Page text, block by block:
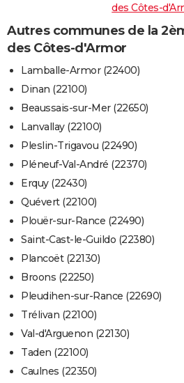
des Côtes-
Autres communes de la
des Côtes-d'Armor
Lamballe-Armor (22400)
Dinan (22100)
Beaussais-sur-Mer (22650)
Lanvallay (22100)
Pleslin-Trigavou (22490)
Pléneuf-Val-André (22370)
Erquy (22430)
Quévert (22100)
Plouër-sur-Rance (22490)
Saint-Cast-le-Guildo (22380)
Plancoët (22130)
Broons (22250)
Pleudihen-sur-Rance (22690)
Trélivan (22100)
Val-d'Arguenon (22130)
Taden (22100)
Caulnes (22350)